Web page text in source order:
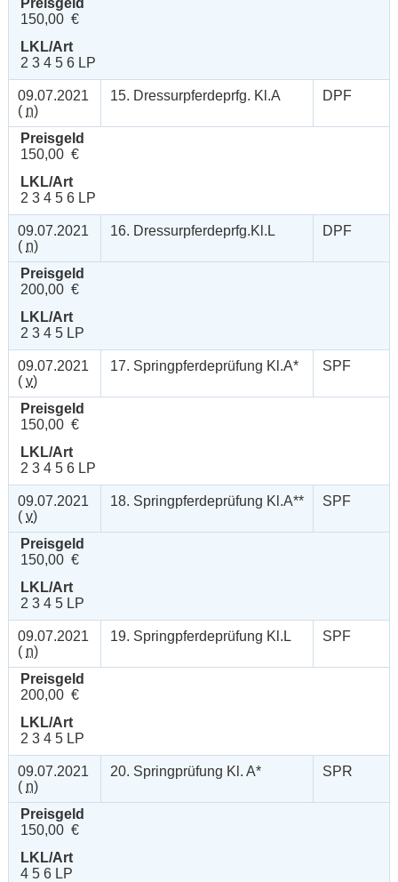
Preisgeld
150,00 €
LKL/Art
2 3 4 5 6 LP
09.07.2021
( n)
15. Dressurpferdeprfg. Kl.A DPF
Preisgeld
150,00 €
LKL/Art
2 3 4 5 6 LP
09.07.2021
( n)
16. Dressurpferdeprfg.Kl.L DPF
Preisgeld
200,00 €
LKL/Art
2 3 4 5 LP
09.07.2021
( v)
17. Springpferdeprüfung Kl.A* SPF
Preisgeld
150,00 €
LKL/Art
2 3 4 5 6 LP
09.07.2021
( v)
18. Springpferdeprüfung Kl.A** SPF
Preisgeld
150,00 €
LKL/Art
2 3 4 5 LP
09.07.2021
( n)
19. Springpferdeprüfung Kl.L SPF
Preisgeld
200,00 €
LKL/Art
2 3 4 5 LP
09.07.2021
( n)
20. Springprüfung Kl. A* SPR
Preisgeld
150,00 €
LKL/Art
4 5 6 LP